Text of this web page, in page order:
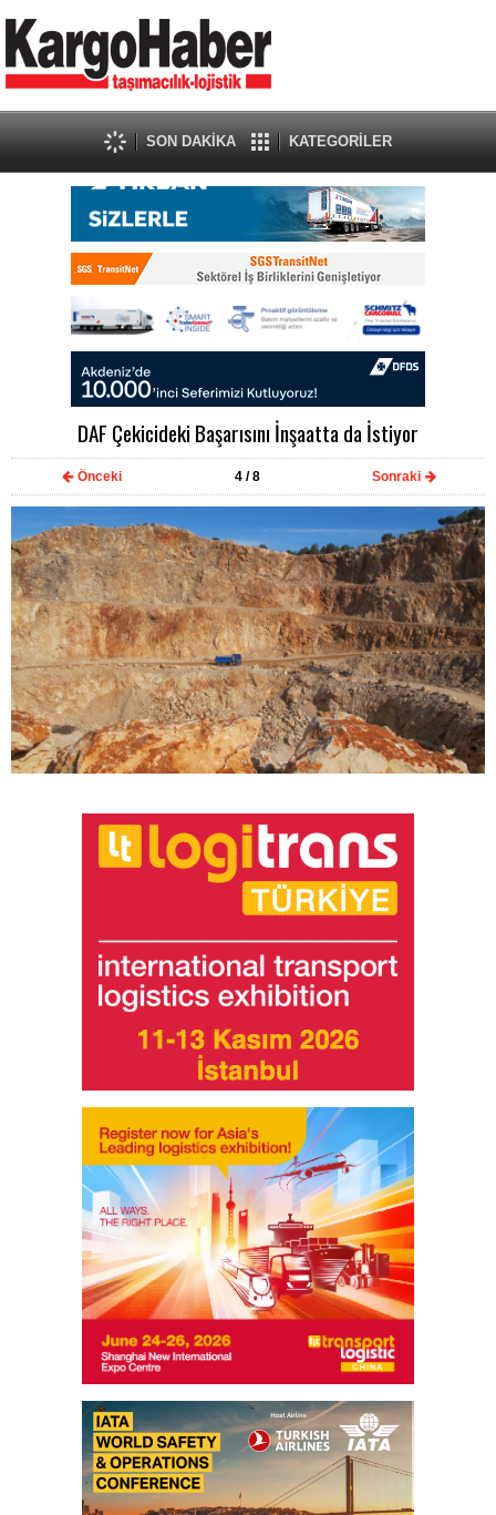
SON DAKİKA KATEGORİLER
DAF Çekicideki Başarısını İnşaatta da İstiyor
Önceki 4 / 8 Sonraki